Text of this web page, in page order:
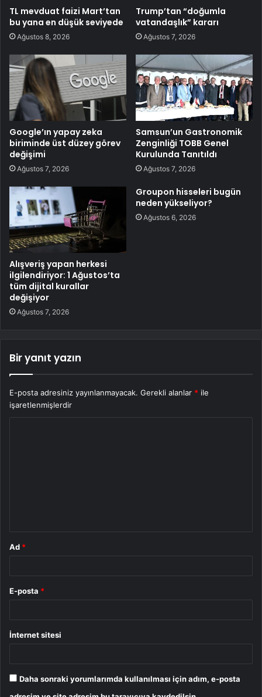
TL mevduat faizi Mart’tan
bu yana en düşük seviyede
Ağustos 8, 2026
Trump’tan “doğumla
vatandaşlık” kararı
Ağustos 7, 2026
Google’ın yapay zeka
biriminde üst düzey görev
değişimi
Ağustos 7, 2026
Samsun’un Gastronomik
Zenginliği TOBB Genel
Kurulunda Tanıtıldı
Ağustos 7, 2026
Alışveriş yapan herkesi
ilgilendiriyor: 1 Ağustos’ta
tüm dijital kurallar
değişiyor
Ağustos 7, 2026
Groupon hisseleri bugün
neden yükseliyor?
Ağustos 6, 2026
Bir yanıt yazın
E-posta adresiniz yayınlanmayacak. Gerekli alanlar * ile
işaretlenmişlerdir
Ad *
E-posta *
İnternet sitesi
Daha sonraki yorumlarımda kullanılması için adım, e-posta